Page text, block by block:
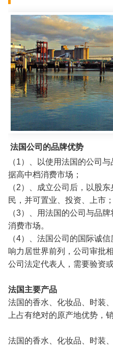
法国公司的品牌优势
（1）、以使用法国的公司
据高中档消费市场；
（2）、成立公司后，以股
民，并可置业、投资、上市；
（3）、用法国的公司与品
消费市场。
（4）、法国公司的国际诚
响力居世界前列，公司审批
公司法定代表人，需要验资
法国主要产品
法国的香水、化妆品、时装
上占有绝对的原产地优势，
法国的香水、化妆品、时装